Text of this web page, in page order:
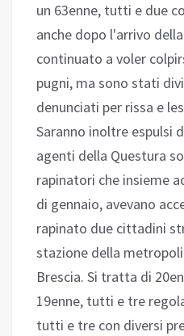
un 63enne, tutti e due
anche dopo l'arrivo
continuato a voler
pugni, ma sono stati
denunciati per rissa e
Saranno inoltre espulsi
agenti della Questura
rapinatori che insieme
di gennaio, avevano
rapinato due cittadini
stazione della
Brescia. Si tratta di
19enne, tutti e tre
tutti e tre con diversi